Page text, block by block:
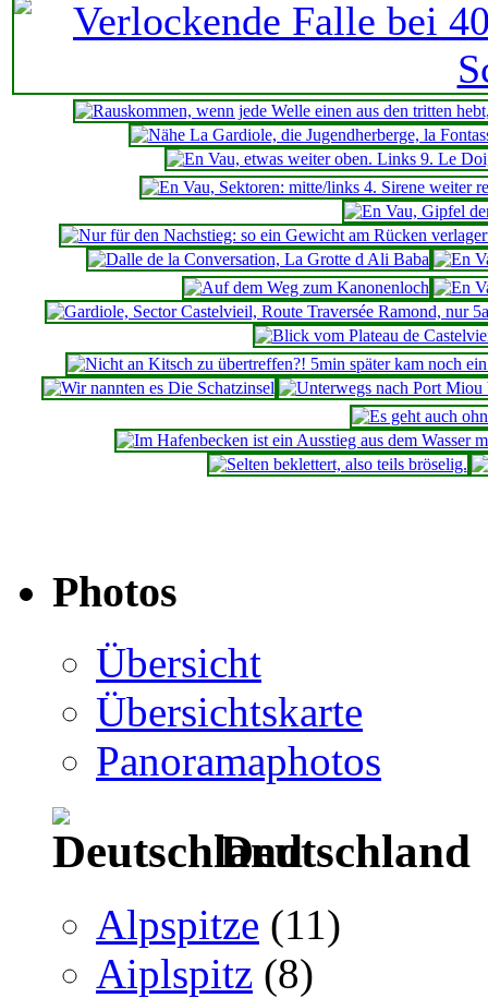
Photos
Übersicht
Übersichtskarte
Panoramaphotos
Deutschland
Alpspitze (11)
Aiplspitz (8)